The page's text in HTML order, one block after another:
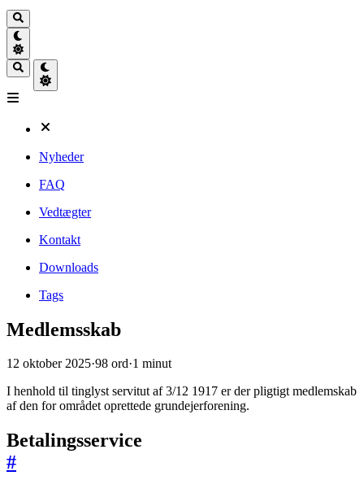
Nyheder
FAQ
Vedtægter
Kontakt
Downloads
Tags
Medlemsskab
12 oktober 2025·98 ord·1 minut
I henhold til tinglyst servitut af 3/12 1917 er der pligtigt medlemskab
af den for området oprettede grundejerforening.
Betalingsservice
#